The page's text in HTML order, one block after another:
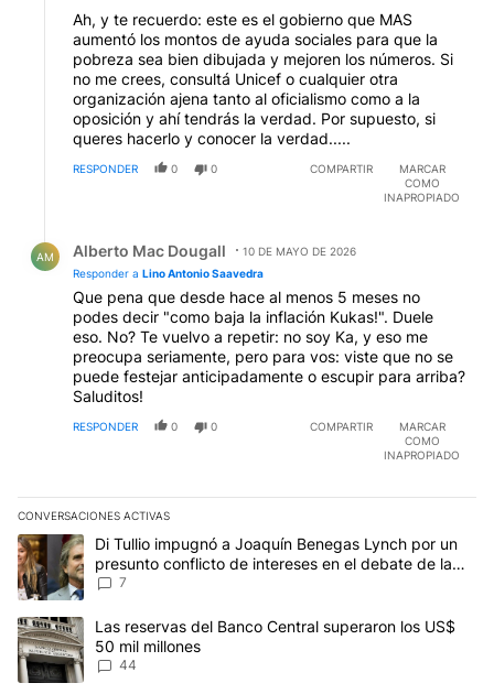
Ah, y te recuerdo: este es el gobierno que MAS
aumentó los montos de ayuda sociales para que la
pobreza sea bien dibujada y mejoren los números. Si
no me crees, consultá Unicef o cualquier otra
organización ajena tanto al oficialismo como a la
oposición y ahí tendrás la verdad. Por supuesto, si
queres hacerlo y conocer la verdad.....
RESPONDER 0 0 COMPARTIR
MARCAR
COMO
INAPROPIADO
AM Alberto Mac Dougall
10 DE MAYO DE 2026
Responder a Lino Antonio Saavedra
Que pena que desde hace al menos 5 meses no
podes decir "como baja la inflación Kukas!". Duele
eso. No? Te vuelvo a repetir: no soy Ka, y eso me
preocupa seriamente, pero para vos: viste que no se
puede festejar anticipadamente o escupir para arriba?
Saluditos!
RESPONDER 0 0 COMPARTIR
MARCAR
COMO
INAPROPIADO
CONVERSACIONES ACTIVAS
Este listado muestra los artículos con más comentarios en los
Un artículo de tendencia con el título "Di Tullio impugnó a
Di Tullio impugnó a Joaquín Benegas Lynch por un
presunto conflicto de intereses en el debate de la
Ley de Tierras
7
Un artículo de tendencia con el título "Las reservas del Banco
Las reservas del Banco Central superaron los US$
50 mil millones
44